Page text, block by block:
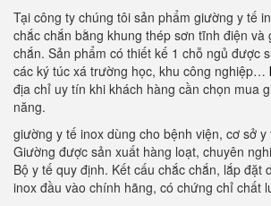
Tại công ty chúng tôi sản phẩm giường y tế
chắc chắn bằng khung thép sơn tĩnh điện và
chắn. Sản phẩm có thiết kế 1 chỗ ngủ được
các ký túc xá trường học, khu công nghiệp…
địa chỉ uy tín khi khách hàng cần chọn mua
năng.
giường y tế inox dùng cho bệnh viện, cơ sở
Giường được sản xuất hàng loạt, chuyên
Bộ y tế quy định. Kết cấu chắc chắn, lắp đặt
inox đầu vào chính hãng, có chứng chỉ chất